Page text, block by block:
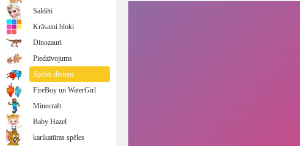
Saldēti
Krāsaini bloki
Dinozauri
Piedzīvojums
Spēles diviem
FireBoy un WaterGirl
Minecraft
Baby Hazel
karikatūras spēles